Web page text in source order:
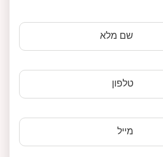
שם מלא
טלפון
מייל